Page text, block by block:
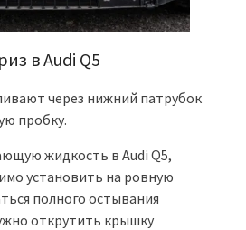
в Audi Q5
через нижний патрубок
пробку.
жидкость в Audi Q5,
установить на ровную
полного остывания
открутить крышку